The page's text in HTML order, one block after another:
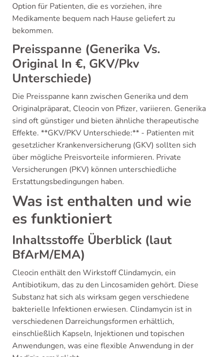
Option für Patienten, die es vorziehen, ihre
Medikamente bequem nach Hause geliefert zu
bekommen.
Preisspanne (Generika Vs.
Original In €, GKV/Pkv
Unterschiede)
Die Preisspanne kann zwischen Generika und dem
Originalpräparat, Cleocin von Pfizer, variieren. Generika
sind oft günstiger und bieten ähnliche therapeutische
Effekte. **GKV/PKV Unterschiede:** - Patienten mit
gesetzlicher Krankenversicherung (GKV) sollten sich
über mögliche Preisvorteile informieren. Private
Versicherungen (PKV) können unterschiedliche
Erstattungsbedingungen haben.
Was ist enthalten und wie
es funktioniert
Inhaltsstoffe Überblick (laut
BfArM/EMA)
Cleocin enthält den Wirkstoff Clindamycin, ein
Antibiotikum, das zu den Lincosamiden gehört. Diese
Substanz hat sich als wirksam gegen verschiedene
bakterielle Infektionen erwiesen. Clindamycin ist in
verschiedenen Darreichungsformen erhältlich,
einschließlich Kapseln, Injektionen und topischen
Anwendungen, was eine flexible Anwendung in der